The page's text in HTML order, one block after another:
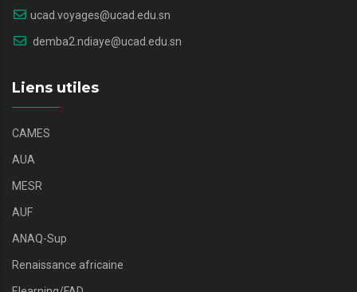
ucad.voyages@ucad.edu.sn
demba2.ndiaye@ucad.edu.sn
Liens utiles
CAMES
AUA
MESR
AUF
ANAQ-Sup
Renaissance africaine